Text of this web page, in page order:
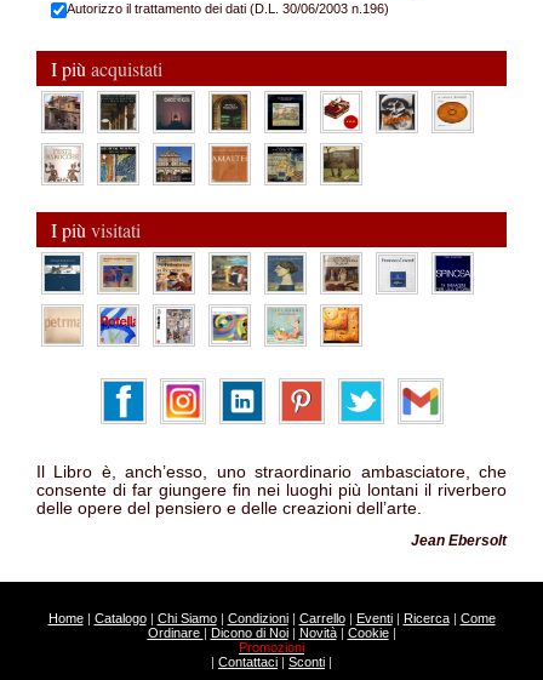
Autorizzo il trattamento dei dati (D.L. 30/06/2003 n.196)
I più acquistati
I più visitati
Il Libro è, anch’esso, uno straordinario ambasciatore, che
consente di far giungere fin nei luoghi più lontani il riverbero
delle opere del pensiero e delle creazioni dell’arte.
Jean Ebersolt
Home| Catalogo| Chi Siamo| Condizioni| Carrello| Eventi| Ricerca| Come
Ordinare | Dicono di Noi| Novità| Cookie|
Promozioni
| Contattaci | Sconti |